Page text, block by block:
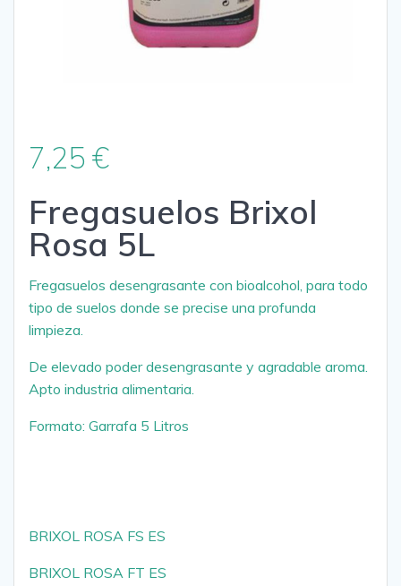
7,25 €
Fregasuelos Brixol
Rosa 5L
Fregasuelos desengrasante con bioalcohol, para todo
tipo de suelos donde se precise una profunda
limpieza.
De elevado poder desengrasante y agradable aroma.
Apto industria alimentaria.
Formato: Garrafa 5 Litros
BRIXOL ROSA FS ES
BRIXOL ROSA FT ES